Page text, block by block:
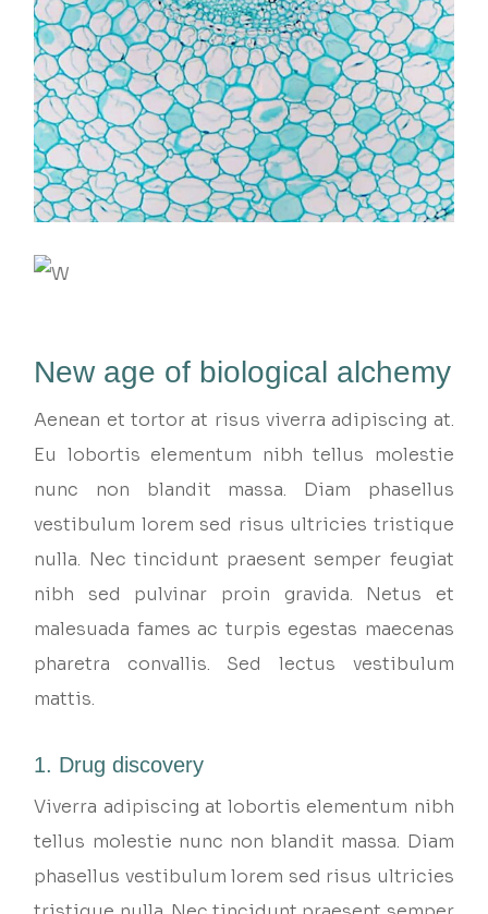
New age of biological alchemy
Aenean et tortor at risus viverra adipiscing at.
Eu lobortis elementum nibh tellus molestie
nunc non blandit massa. Diam phasellus
vestibulum lorem sed risus ultricies tristique
nulla. Nec tincidunt praesent semper feugiat
nibh sed pulvinar proin gravida. Netus et
malesuada fames ac turpis egestas maecenas
pharetra convallis. Sed lectus vestibulum
mattis.
1. Drug discovery
Viverra adipiscing at lobortis elementum nibh
tellus molestie nunc non blandit massa. Diam
phasellus vestibulum lorem sed risus ultricies